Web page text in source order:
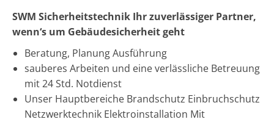
SWM Sicherheitstechnik Ihr zuverlässiger Partner,
wenn‘s um Gebäudesicherheit geht
Beratung, Planung Ausführung
sauberes Arbeiten und eine verlässliche Betreuung
mit 24 Std. Notdienst
Unser Hauptbereiche Brandschutz Einbruchschutz
Netzwerktechnik Elektroinstallation Mit